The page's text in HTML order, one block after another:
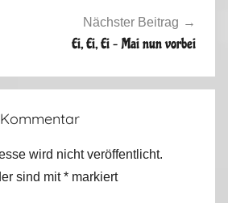
Nächster Beitrag
Ei, Ei, Ei – Mai nun vorbei
wird nicht veröffentlicht.
sind mit* markiert